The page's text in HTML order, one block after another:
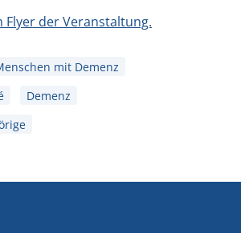
Flyer der Veranstaltung.
mit Demenz
Demenz